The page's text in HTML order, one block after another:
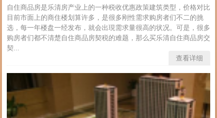
自住商品房是乐清房产业上的一种税收优惠政策建筑类型，价格对比
目前市面上的商住楼划算许多，是很多刚性需求购房者们不二的挑
选，每一年楼盘一经发布，就会出現需求量很高的状况。可是，很多
购房者们都不清楚自住商品房契税的难题，那么买乐清自住商品房交
契...
查看详细